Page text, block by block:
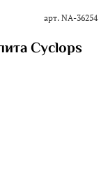
арт. NA-36254
Cyclops